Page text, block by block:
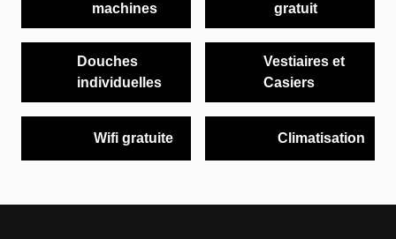
machines
gratuit
Douches
individuelles
Vestiaires et
Casiers
Wifi gratuite Climatisation